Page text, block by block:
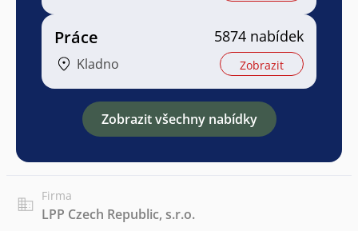
Práce
Kladno
5874 nabídek
Zobrazit
Zobrazit všechny nabídky
Firma
LPP Czech Republic, s.r.o.